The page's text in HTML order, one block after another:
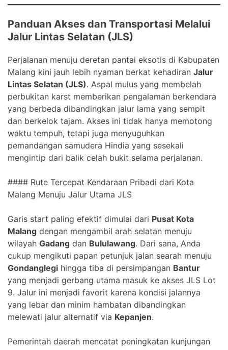
Panduan Akses dan Transportasi Melalui
Jalur Lintas Selatan (JLS)
Perjalanan menuju deretan pantai eksotis di Kabupaten
Malang kini jauh lebih nyaman berkat kehadiran Jalur
Lintas Selatan (JLS). Aspal mulus yang membelah
perbukitan karst memberikan pengalaman berkendara
yang berbeda dibandingkan jalur lama yang sempit
dan berkelok tajam. Akses ini tidak hanya memotong
waktu tempuh, tetapi juga menyuguhkan
pemandangan samudera Hindia yang sesekali
mengintip dari balik celah bukit selama perjalanan.
#### Rute Tercepat Kendaraan Pribadi dari Kota
Malang Menuju Jalur Utama JLS
Garis start paling efektif dimulai dari Pusat Kota
Malang dengan mengambil arah selatan menuju
wilayah Gadang dan Bululawang. Dari sana, Anda
cukup mengikuti papan petunjuk jalan searah menuju
Gondanglegi hingga tiba di persimpangan Bantur
yang menjadi gerbang utama masuk ke akses JLS Lot
9. Jalur ini menjadi favorit karena kondisi jalannya
yang lebar dan minim hambatan dibandingkan
melewati jalur alternatif via Kepanjen.
Pemerintah daerah mencatat peningkatan kunjungan